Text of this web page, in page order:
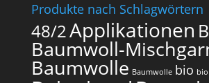
Produkte nach Schlagwörtern
48/2Applikationen
Baumwoll-
Baumwolle Baumwolle bio bio